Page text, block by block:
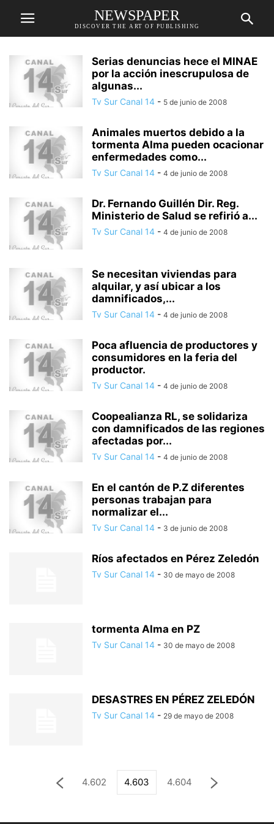
NEWSPAPER
DISCOVER THE ART OF PUBLISHING
Serias denuncias hece el MINAE
por la acción inescrupulosa de
algunas...
Tv Sur Canal 14 - 5 de junio de 2008
Animales muertos debido a la
tormenta Alma pueden ocacionar
enfermedades como...
Tv Sur Canal 14 - 4 de junio de 2008
Dr. Fernando Guillén Dir. Reg.
Ministerio de Salud se refirió a...
Tv Sur Canal 14 - 4 de junio de 2008
Se necesitan viviendas para
alquilar, y así ubicar a los
damnificados,...
Tv Sur Canal 14 - 4 de junio de 2008
Poca afluencia de productores y
consumidores en la feria del
productor.
Tv Sur Canal 14 - 4 de junio de 2008
Coopealianza RL, se solidariza
con damnificados de las regiones
afectadas por...
Tv Sur Canal 14 - 4 de junio de 2008
En el cantón de P.Z diferentes
personas trabajan para
normalizar el...
Tv Sur Canal 14 - 3 de junio de 2008
Ríos afectados en Pérez Zeledón
Tv Sur Canal 14 - 30 de mayo de 2008
tormenta Alma en PZ
Tv Sur Canal 14 - 30 de mayo de 2008
DESASTRES EN PÉREZ ZELEDÓN
Tv Sur Canal 14 - 29 de mayo de 2008
4.602 4.603 4.604